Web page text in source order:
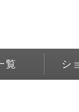
覧 シ